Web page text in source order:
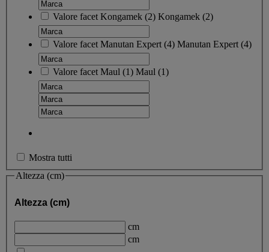
Valore facet Kongamek (2) Kongamek (2)
Valore facet Manutan Expert (4) Manutan Expert (4)
Valore facet Maul (1) Maul (1)
Mostra tutti
Altezza (cm)
Altezza (cm)
cm
cm